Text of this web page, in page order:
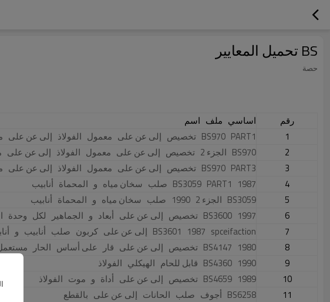
BS تحميل المعايير
حصة
رقم اساسي ملف اسم
1
BS970 PART1 تخصيص إلى عن على معمول الفولاذ إلى عن على
2
BS970 الجزء 2 تخصيص إلى عن على معمول الفولاذ إلى عن على
3
BS970 PART3 تخصيص إلى عن على معمول الفولاذ إلى عن على
4
BS3059 PART1 1987 صلب سخان مياه و المحماة أنابيب
5
BS3059 الجزء 2 صلب سخان مياه و المحماة أنابيب
6
BS3600 1997 تخصيص إلى عن على أبعاد و الجماهير لكل وحدة
7
BS3601 1987 spceifaction إلى عن على كربون صلب أنابيب و
8
BS4147 1980 تخصيص إلى عن على قار على أساس الحار
9
BS4360 1990 قابل للحام الهيكلي الفولاذ
10
BS4659 1989 تخصيص إلى عن على أداة و موت الفولاذ
11
BS6258 أجوف صلب الحانات إلى عن على بالقطع